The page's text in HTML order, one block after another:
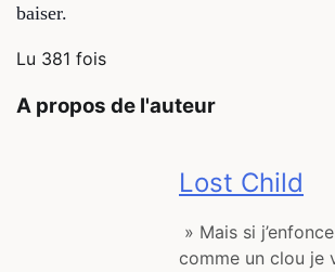
baiser.
Lu 381 fois
A propos de l'auteur
Lost Child
» Mais si
comme un clou je